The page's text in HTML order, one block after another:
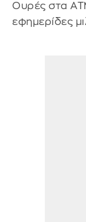
Ουρές στα
εφημερίδες